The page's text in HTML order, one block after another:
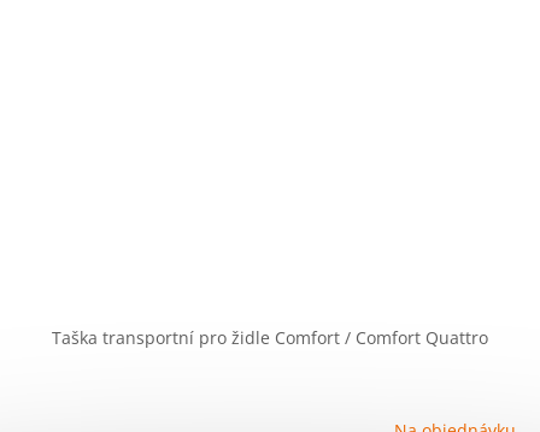
Taška transportní pro židle Comfort / Comfort Quattro